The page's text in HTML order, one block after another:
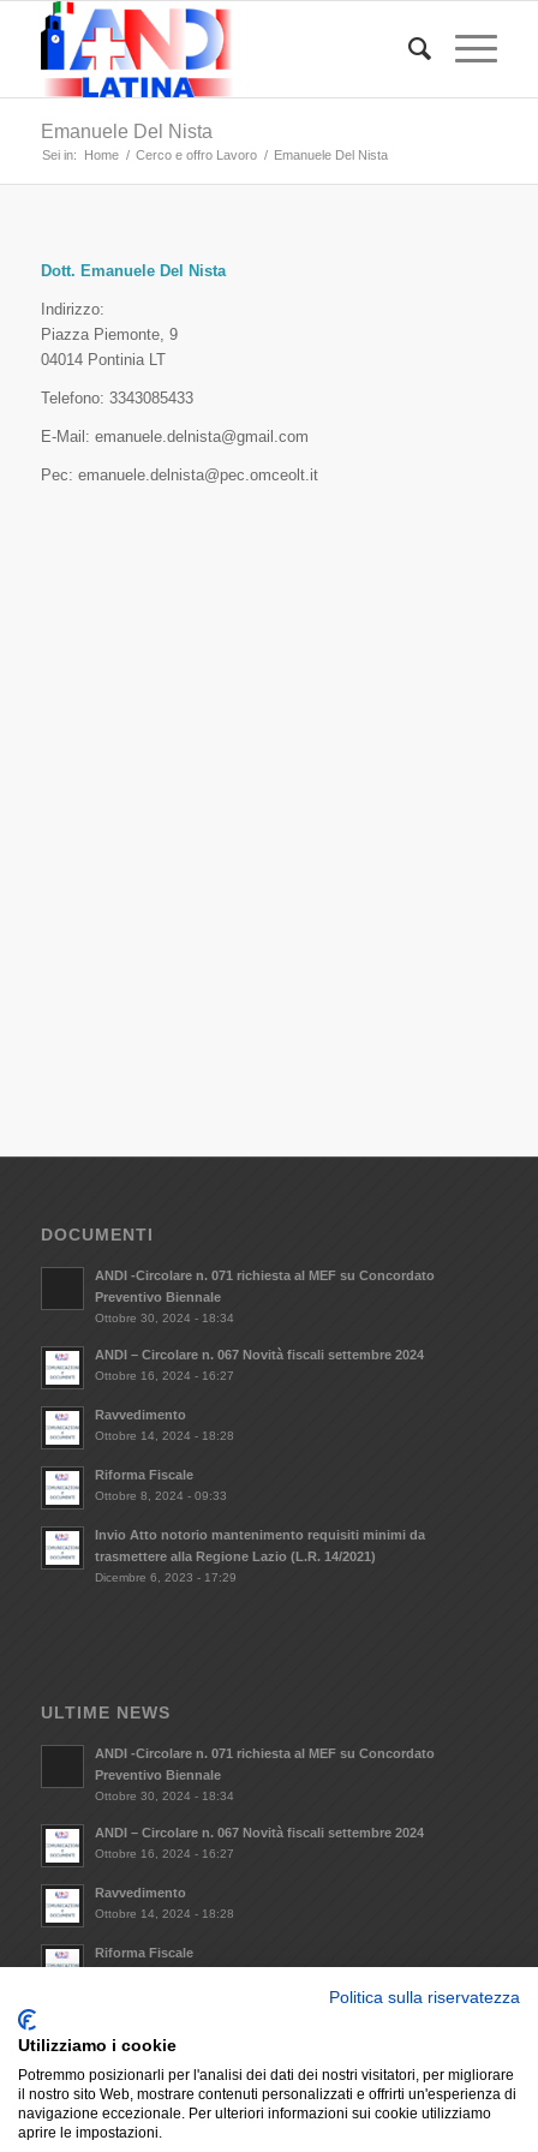
Emanuele Del Nista
Sei in: Home / Cerco e offro Lavoro / Emanuele Del Nista
Dott. Emanuele Del Nista
Indirizzo:
Piazza Piemonte, 9
04014 Pontinia LT
Telefono: 3343085433
E-Mail: emanuele.delnista@gmail.com
Pec: emanuele.delnista@pec.omceolt.it
DOCUMENTI
ANDI -Circolare n. 071 richiesta al MEF su Concordato
Preventivo Biennale
Ottobre 30, 2024 - 18:34
ANDI – Circolare n. 067 Novità fiscali settembre 2024
Ottobre 16, 2024 - 16:27
Ravvedimento
Ottobre 14, 2024 - 18:28
Riforma Fiscale
Ottobre 8, 2024 - 09:33
Invio Atto notorio mantenimento requisiti minimi da
trasmettere alla Regione Lazio (L.R. 14/2021)
Dicembre 6, 2023 - 17:29
ULTIME NEWS
ANDI -Circolare n. 071 richiesta al MEF su Concordato
Preventivo Biennale
Ottobre 30, 2024 - 18:34
ANDI – Circolare n. 067 Novità fiscali settembre 2024
Ottobre 16, 2024 - 16:27
Ravvedimento
Ottobre 14, 2024 - 18:28
Riforma Fiscale
Dicembre 6, 2023 - 17:29
Politica sulla riservatezza
Utilizziamo i cookie
Potremmo posizionarli per l'analisi dei dati dei nostri visitatori, per migliorare
il nostro sito Web, mostrare contenuti personalizzati e offrirti un'esperienza di
navigazione eccezionale. Per ulteriori informazioni sui cookie utilizziamo
aprire le impostazioni.